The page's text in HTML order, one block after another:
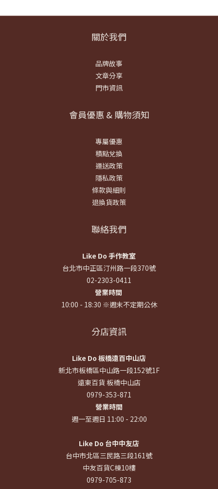
關於我們
品牌故事
文章分享
門市資訊
會員優惠 & 購物須知
專屬優惠
積點兌換
運送政策
隱私政策
條款與細則
退換貨政策
聯絡我們
Like Do 手作教室
台北市中正區汀州路一段370號
02-2303-0411
營業時間
10:00 - 18:30 ※週末不定期公休
分店資訊
Like Do 板橋遠百中山店
新北市板橋區中山路一段152號1F
遠東百貨 板橋中山店
0979-353-871
營業時間
週一至週日 11:00 - 22:00
Like Do 台中中友店
台中市北區三民路三段161號
中友百貨C棟10樓
0979-705-873